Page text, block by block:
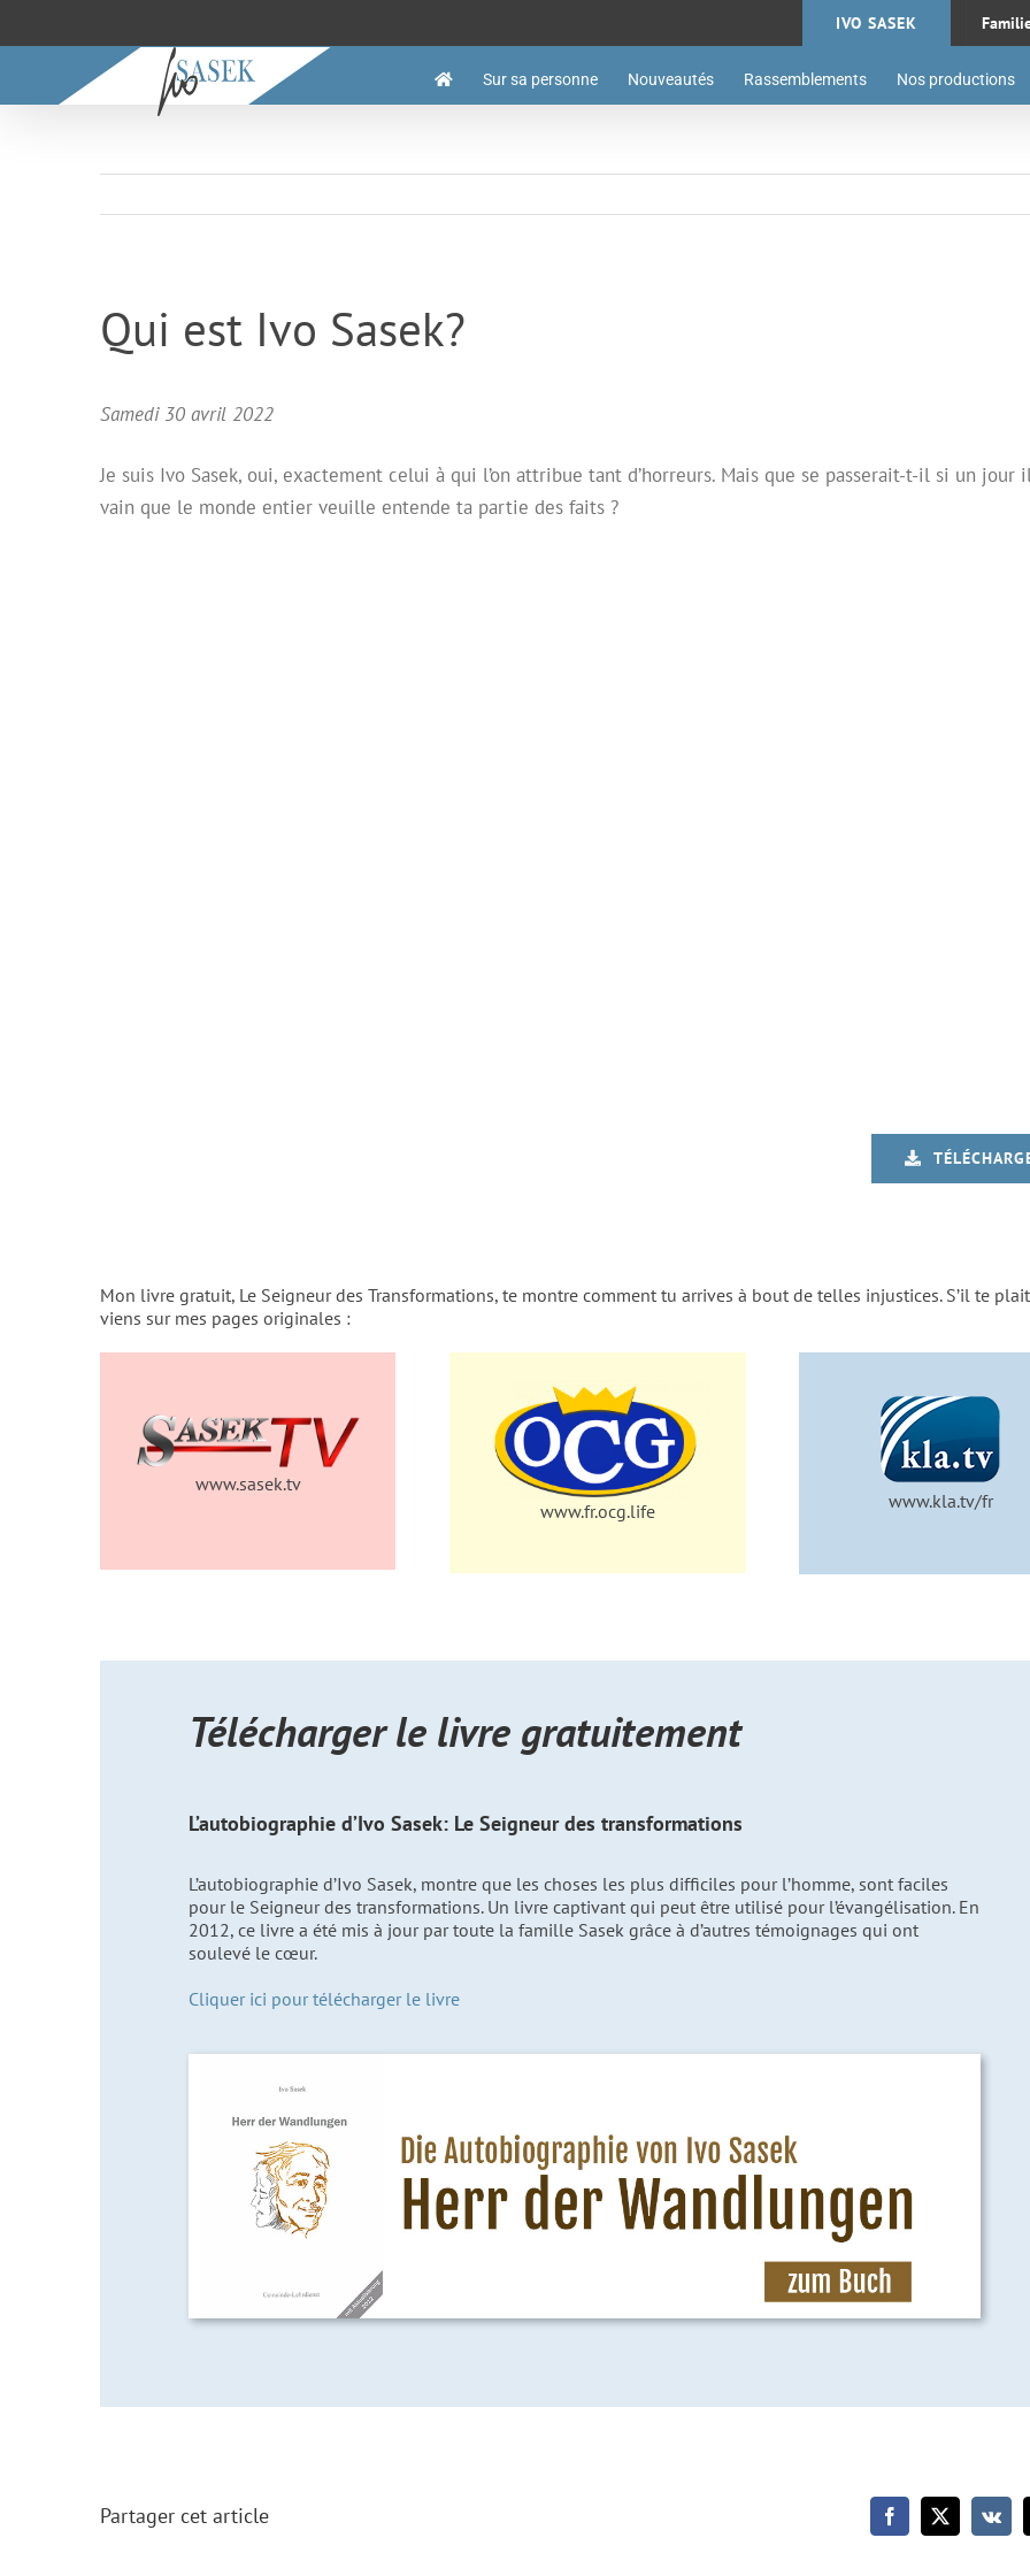
IVO SASEK
Sur sa personne Nouveautés Rassemblements Nos productions
Qui est Ivo Sasek?
Samedi 30 avril 2022
Je suis Ivo Sasek, oui, exactement celui à qui l’on attribue tant d’horreurs. Mais que se passerait-t-il si un
vain que le monde entier veuille entende ta partie des faits ?
Mon livre gratuit, Le Seigneur des Transformations, te montre comment tu arrives à bout de telles injustices. S’il te
viens sur mes pages originales :
www.sasek.tv
www.fr.ocg.life
www.kla.tv/fr
Télécharger le livre gratuitement
L’autobiographie d’Ivo Sasek: Le Seigneur des transformations
L’autobiographie d’Ivo Sasek, montre que les choses les plus difficiles pour l’homme, sont faciles
pour le Seigneur des transformations. Un livre captivant qui peut être utilisé pour l’évangélisation. En
2012, ce livre a été mis à jour par toute la famille Sasek grâce à d’autres témoignages qui ont
soulevé le cœur.
Cliquer ici pour télécharger le livre
Partager cet article